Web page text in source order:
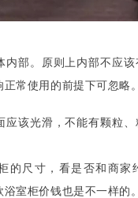
内部。原则上内部不应
常使用的前提下可忽略。
该光滑，不能有颗粒、
的尺寸，看是否和商家
室柜价钱也是不一样的。